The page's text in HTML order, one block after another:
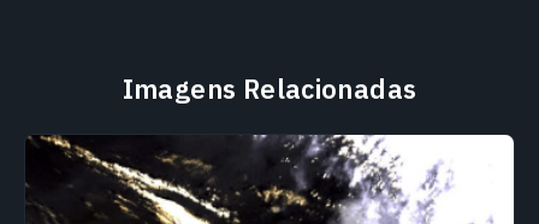
Imagens Relacionadas